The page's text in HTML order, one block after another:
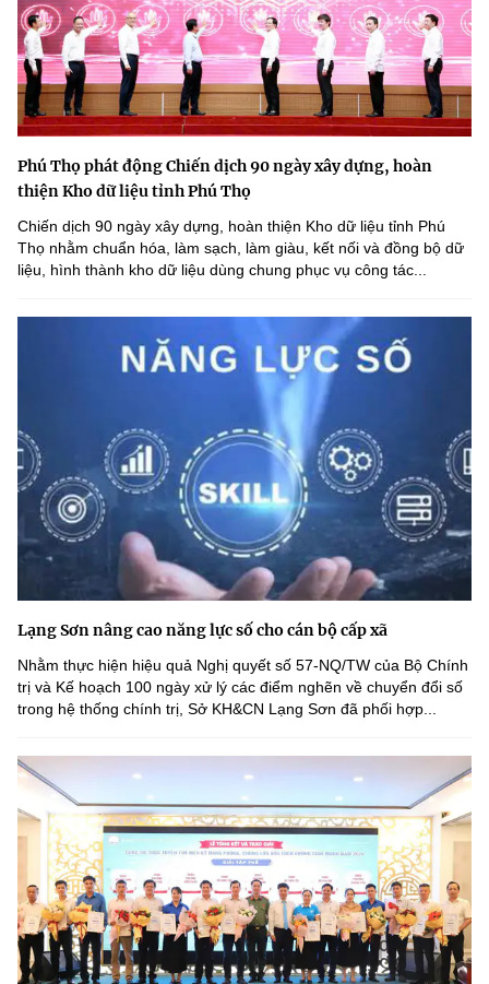
Phú Thọ phát động Chiến dịch 90 ngày xây dựng, hoàn
thiện Kho dữ liệu tỉnh Phú Thọ
Chiến dịch 90 ngày xây dựng, hoàn thiện Kho dữ liệu tỉnh Phú
Thọ nhằm chuẩn hóa, làm sạch, làm giàu, kết nối và đồng bộ dữ
liệu, hình thành kho dữ liệu dùng chung phục vụ công tác...
Lạng Sơn nâng cao năng lực số cho cán bộ cấp xã
Nhằm thực hiện hiệu quả Nghị quyết số 57-NQ/TW của Bộ Chính
trị và Kế hoạch 100 ngày xử lý các điểm nghẽn về chuyển đổi số
trong hệ thống chính trị, Sở KH&CN Lạng Sơn đã phối hợp...